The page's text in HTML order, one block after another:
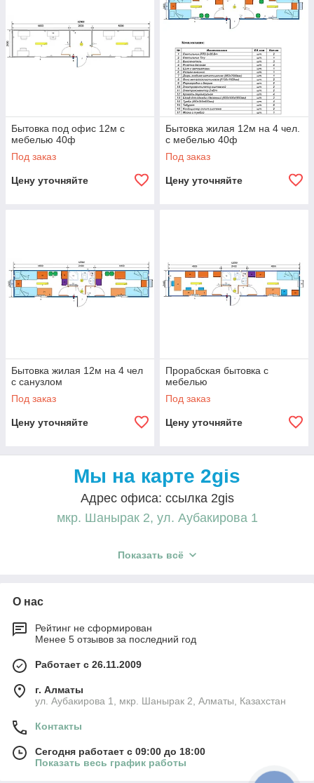
Бытовка под офис 12м с
мебелью 40ф
Под заказ
Цену уточняйте
Бытовка жилая 12м на 4 чел.
с мебелью 40ф
Под заказ
Цену уточняйте
Бытовка жилая 12м на 4 чел
с санузлом
Под заказ
Цену уточняйте
Прорабская бытовка с
мебелью
Под заказ
Цену уточняйте
Мы на карте 2gis
Адрес офиса: ссылка 2gis
мкр. Шанырак 2, ул. Аубакирова 1
Сагадинов Р.А.
Показать всё
О нас
Рейтинг не сформирован
Менее 5 отзывов за последний год
Работает с 26.11.2009
г. Алматы
ул. Аубакирова 1, мкр. Шанырак 2, Алматы, Казахстан
Контакты
Сегодня работает с 09:00 до 18:00
Показать весь график работы